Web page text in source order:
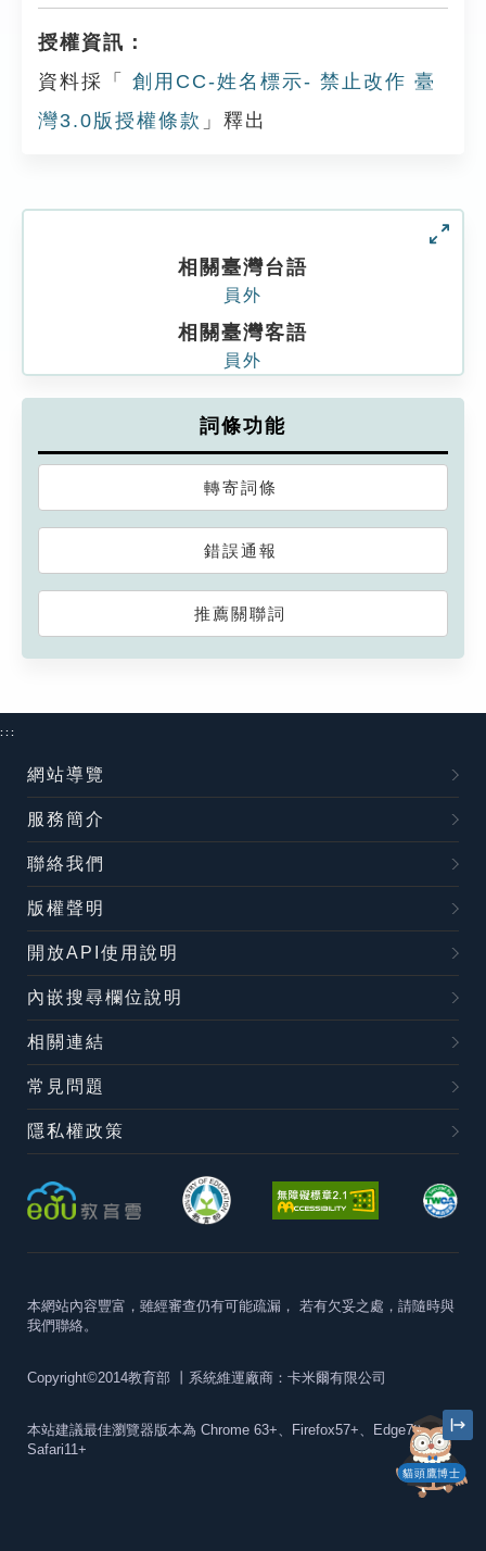
授權資訊：
資料採「
創用CC-姓名標示- 禁止改作 臺
灣3.0版授權條款 」釋出
相關臺灣台語
員外
相關臺灣客語
員外
詞條功能
轉寄詞條
錯誤通報
推薦關聯詞
貓頭鷹博士
:::
網站導覽
服務簡介
聯絡我們
版權聲明
開放API使用說明
內嵌搜尋欄位說明
相關連結
常見問題
隱私權政策
本網站內容豐富，雖經審查仍有可能疏漏， 若有欠妥之處，請隨時與
我們聯絡。
Copyright©2014教育部 丨系統維運廠商：卡米爾有限公司
本站建議最佳瀏覽器版本為 Chrome 63+、Firefox57+、Edge79+及
Safari11+